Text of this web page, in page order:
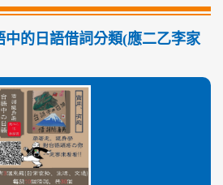
中的日語借詞分類(應二乙李家